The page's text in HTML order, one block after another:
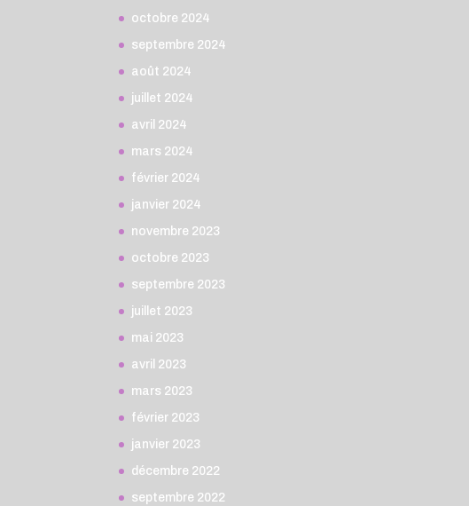
octobre 2024
septembre 2024
août 2024
juillet 2024
avril 2024
mars 2024
février 2024
janvier 2024
novembre 2023
octobre 2023
septembre 2023
juillet 2023
mai 2023
avril 2023
mars 2023
février 2023
janvier 2023
décembre 2022
septembre 2022